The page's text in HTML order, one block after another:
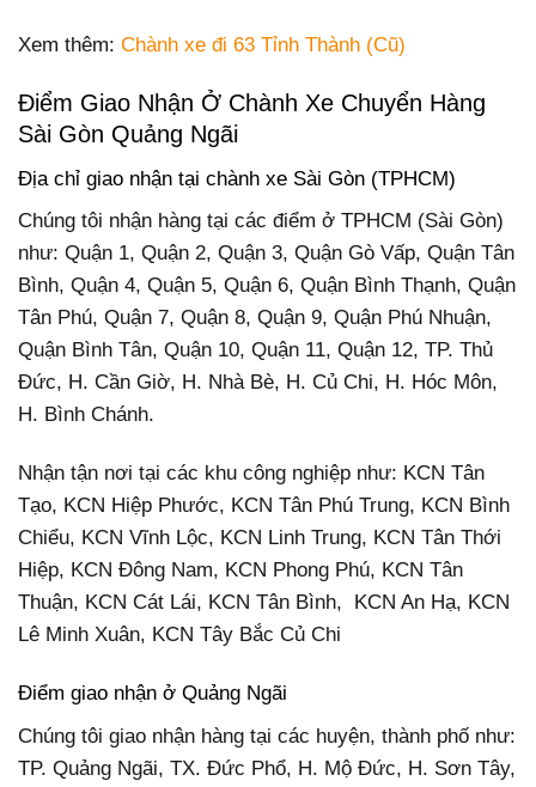
Xem thêm: Chành xe đi 63 Tỉnh Thành (Cũ)
Điểm Giao Nhận Ở Chành Xe Chuyển Hàng
Sài Gòn Quảng Ngãi
Địa chỉ giao nhận tại chành xe Sài Gòn (TPHCM)
Chúng tôi nhận hàng tại các điểm ở TPHCM (Sài Gòn)
như: Quận 1, Quận 2, Quận 3, Quận Gò Vấp, Quận Tân
Bình, Quận 4, Quận 5, Quận 6, Quận Bình Thạnh, Quận
Tân Phú, Quận 7, Quận 8, Quận 9, Quận Phú Nhuận,
Quận Bình Tân, Quận 10, Quận 11, Quận 12, TP. Thủ
Đức, H. Cần Giờ, H. Nhà Bè, H. Củ Chi, H. Hóc Môn,
H. Bình Chánh.
Nhận tận nơi tại các khu công nghiệp như: KCN Tân
Tạo, KCN Hiệp Phước, KCN Tân Phú Trung, KCN Bình
Chiểu, KCN Vĩnh Lộc, KCN Linh Trung, KCN Tân Thới
Hiệp, KCN Đông Nam, KCN Phong Phú, KCN Tân
Thuận, KCN Cát Lái, KCN Tân Bình, KCN An Hạ, KCN
Lê Minh Xuân, KCN Tây Bắc Củ Chi
Điểm giao nhận ở Quảng Ngãi
Chúng tôi giao nhận hàng tại các huyện, thành phố như:
TP. Quảng Ngãi, TX. Đức Phổ, H. Mộ Đức, H. Sơn Tây,